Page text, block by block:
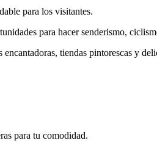
para los visitantes.
para hacer senderismo,
tiendas pintorescas y
para tu comodidad.